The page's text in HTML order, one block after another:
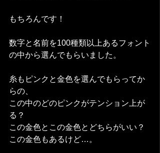
もちろんです！
数字と名前を100種類以上あるフォント
の中から選んでもらいました。
糸もピンクと金色を選んでもらってか
らの、
この中のどのピンクがテンション上が
る？
この金色とこの金色とどちらがいい？
この金色もあるけど…。